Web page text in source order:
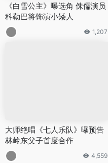
《白雪公主》曝选角 侏儒演员
科勒巴将饰演小矮人
1,207
大师绝唱《七人乐队》曝预告
林岭东父子首度合作
4,559